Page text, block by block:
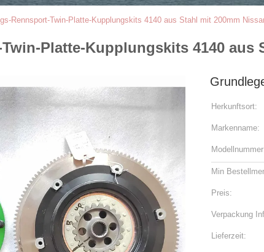
Rennsport-Twin-Platte-Kupplungskits 4140 aus Stahl mit 200mm
Platte-Kupplungskits 4140 aus
Herkunftsort:
Markenname:
Min
Preis:
Verpackung
Lieferzeit: